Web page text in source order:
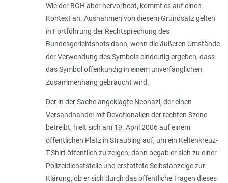
Wie der BGH aber hervorhebt, kommt es auf einen
Kontext an. Ausnahmen von diesem Grundsatz gelten
in Fortführung der Rechtsprechung des
Bundesgerichtshofs dann, wenn die äußeren Umstände
der Verwendung des Symbols eindeutig ergeben, dass
das Symbol offenkundig in einem unverfänglichen
Zusammenhang gebraucht wird.
Der in der Sache angeklagte Neonazi, der einen
Versandhandel mit Devotionalien der rechten Szene
betreibt, hielt sich am 19. April 2006 auf einem
öffentlichen Platz in Straubing auf, um ein Keltenkreuz-
T-Shirt öffentlich zu zeigen, dann begab er sich zu einer
Polizeidienststelle und erstattete Selbstanzeige zur
Klärung, ob er sich durch das öffentliche Tragen dieses